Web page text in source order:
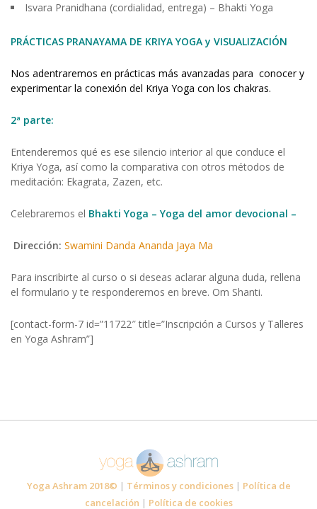
Isvara Pranidhana (cordialidad, entrega) – Bhakti Yoga
PRÁCTICAS PRANAYAMA DE KRIYA YOGA y VISUALIZACIÓN
Nos adentraremos en prácticas más avanzadas para conocer y
experimentar la conexión del Kriya Yoga con los chakras.
2ª parte:
Entenderemos qué es ese silencio interior al que conduce el
Kriya Yoga, así como la comparativa con otros métodos de
meditación: Ekagrata, Zazen, etc.
Celebraremos el Bhakti Yoga – Yoga del amor devocional –
Dirección: Swamini Danda Ananda Jaya Ma
Para inscribirte al curso o si deseas aclarar alguna duda, rellena
el formulario y te responderemos en breve. Om Shanti.
[contact-form-7 id=”11722″ title=”Inscripción a Cursos y Talleres
en Yoga Ashram”]
Yoga Ashram 2018© | Términos y condiciones| Política de
cancelación | Política de cookies